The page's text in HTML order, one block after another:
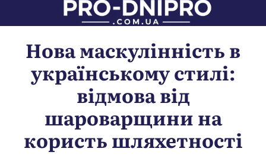
о
Нова маскулінність в
українському стилі:
відмова від
шароварщини на
користь шляхетності